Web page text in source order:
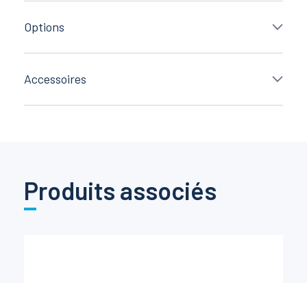
Options
Accessoires
Produits associés